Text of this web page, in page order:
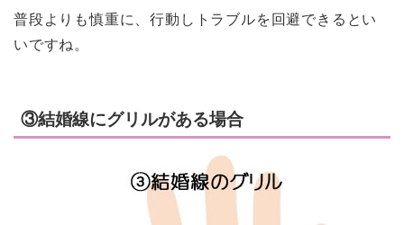
普段よりも慎重に、行動しトラブルを回避できるとい
いですね。
③結婚線にグリルがある場合